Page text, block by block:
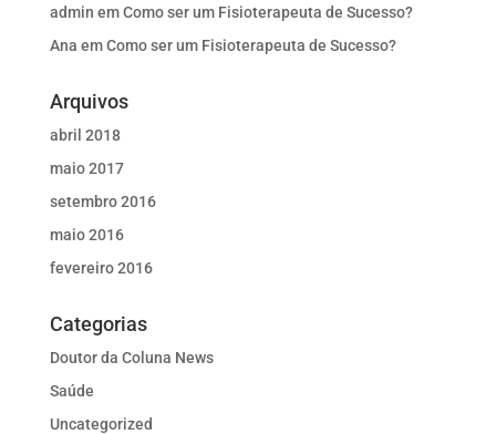
admin emComo ser um Fisioterapeuta de Sucesso?
Ana emComo ser um Fisioterapeuta de Sucesso?
Arquivos
abril 2018
maio 2017
setembro 2016
maio 2016
fevereiro 2016
Categorias
Doutor da Coluna News
Saúde
Uncategorized